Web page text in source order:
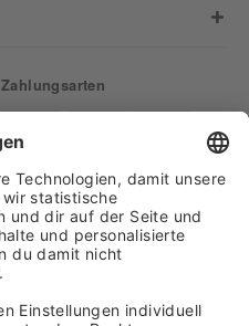
Zahlungsarten
Finden Sie uns auf: